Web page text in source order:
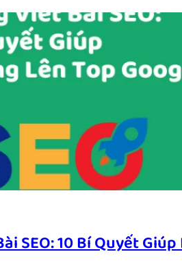
SEO: 10 Bí Quyết